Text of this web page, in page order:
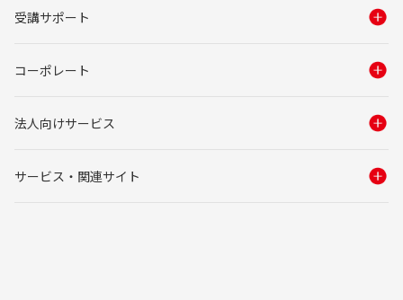
受講サポート
コーポレート
法人向けサービス
サービス・関連サイト